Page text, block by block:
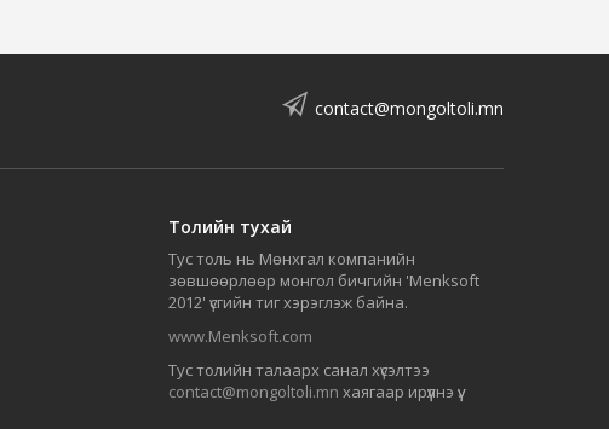
contact@mongoltoli.mn
Толийн тухай
Тус толь нь Мөнхгал компанийн
зөвшөөрлөөр монгол бичгийн 'Menksoft
2012' үсгийн тиг хэрэглэж байна.
www.Menksoft.com
Тус толийн талаарх санал хүсэлтээ
contact@mongoltoli.mn хаягаар ирүүлнэ үү.